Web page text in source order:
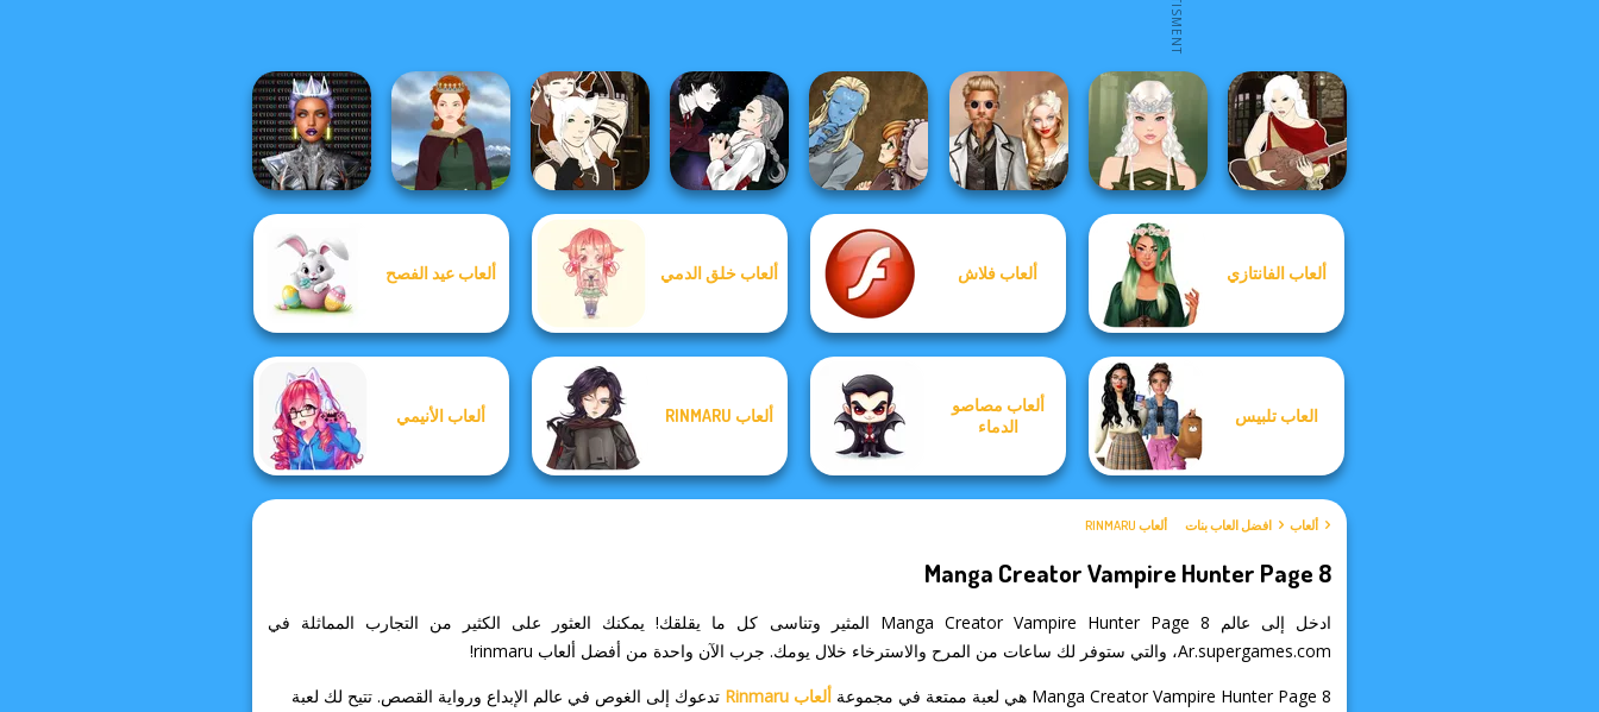
Cyber Chic
Makeover
Queens
Manga Creator -
Fantasy World...
Vampire Hunter
Manga Creator
World Of
Fantasy...
Steampunk
Elven Makeover
Manga Creator -
ألعاب عيد الفصح ألعاب خلق الدمي ألعاب فلاش ألعاب الفانتازي
ألعاب الأنيمي ألعاب RINMARU
ألعاب مصاصو
الدماء
العاب تلبيس
ألعاب افضل العاب بنات ألعاب RINMARU
Manga Creator Vampire Hunter Page 8
ادخل إلى عالم Manga Creator Vampire Hunter Page 8 المثير وتناسى كل ما يقلقك! يمكنك العثور على الكثير من التجارب المماثلة في
Ar.supergames.com، والتي ستوفر لك ساعات من المرح والاسترخاء خلال يومك. جرب الآن واحدة من أفضل ألعاب rinmaru!
Manga Creator Vampire Hunter Page 8 هي لعبة ممتعة في مجموعة
ألعاب Rinmaru
تدعوك إلى الغوص في عالم الإبداع ورواية القصص. تتيح لك لعبة